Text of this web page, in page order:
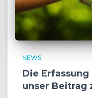
NEWS
Die Erfassung
unser Beitrag